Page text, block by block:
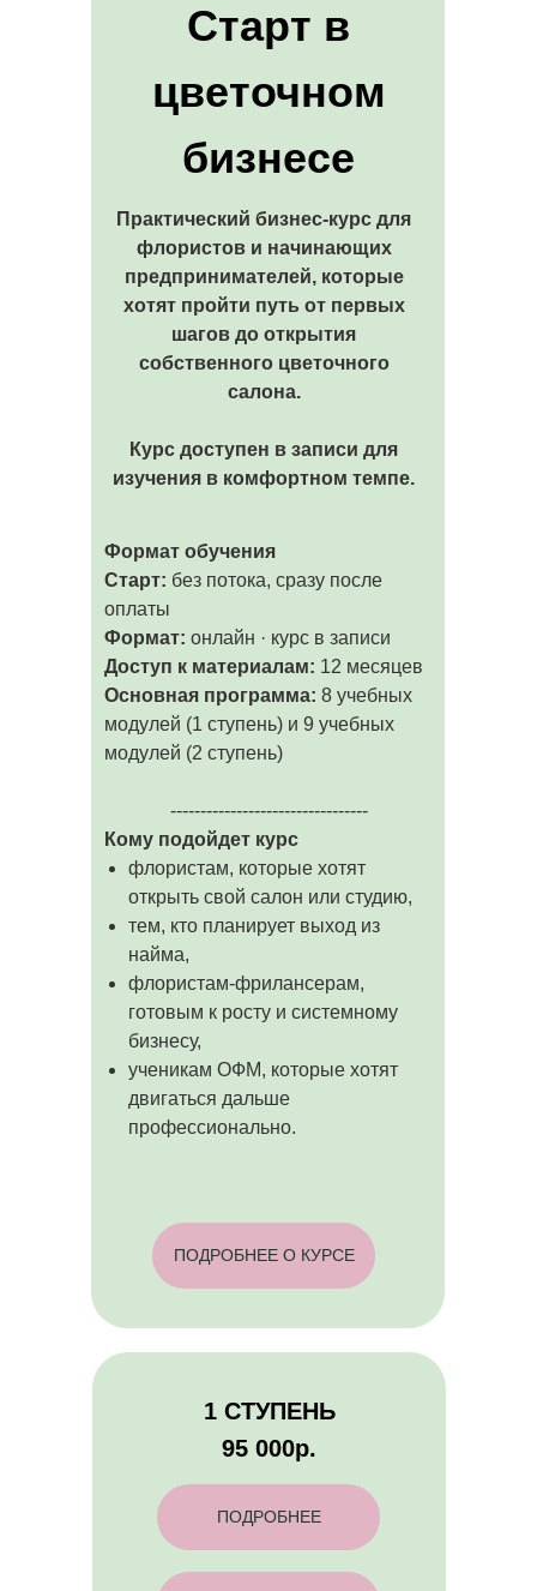
Практический бизнес-курс для
флористов и начинающих
предпринимателей, которые
хотят пройти путь от первых
шагов до открытия
собственного цветочного
салона.
Курс доступен в записи для
изучения в комфортном темпе.
Формат обучения
Старт: без потока, сразу после
оплаты
Формат: онлайн · курс в записи
Доступ к материалам: 12 месяцев
Основная программа: 8 учебных
модулей (1 ступень) и 9 учебных
модулей (2 ступень)
---------------------------------
Кому подойдет курс
флористам, которые хотят
открыть свой салон или студию,
тем, кто планирует выход из
найма,
флористам-фрилансерам,
готовым к росту и системному
бизнесу,
ученикам ОФМ, которые хотят
двигаться дальше
профессионально.
ПОДРОБНЕЕ
ПОДРОБНЕЕ О КУРСЕ
1 СТУПЕНЬ
95 000р.
Старт в
цветочном
бизнесе